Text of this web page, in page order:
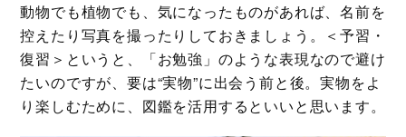
動物でも植物でも、気になったものがあれば、名前を
控えたり写真を撮ったりしておきましょう。＜予習・
復習＞というと、「お勉強」のような表現なので避け
たいのですが、要は“実物”に出会う前と後。実物をよ
り楽しむために、図鑑を活用するといいと思います。